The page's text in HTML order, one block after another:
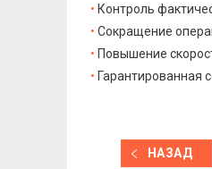
Контроль
Сокращение
Повышение
Гарантированная
НАЗАД